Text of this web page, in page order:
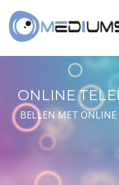
ONLINE
BELLEN MET ONLINE